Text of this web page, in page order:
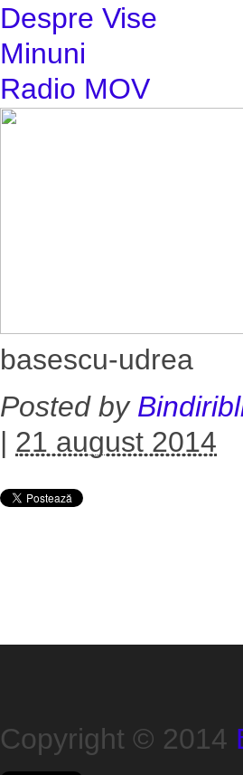
Despre Vise
Minuni
Radio MOV
basescu-udrea
Posted by
| 21 august 2014
Copyright © 2014